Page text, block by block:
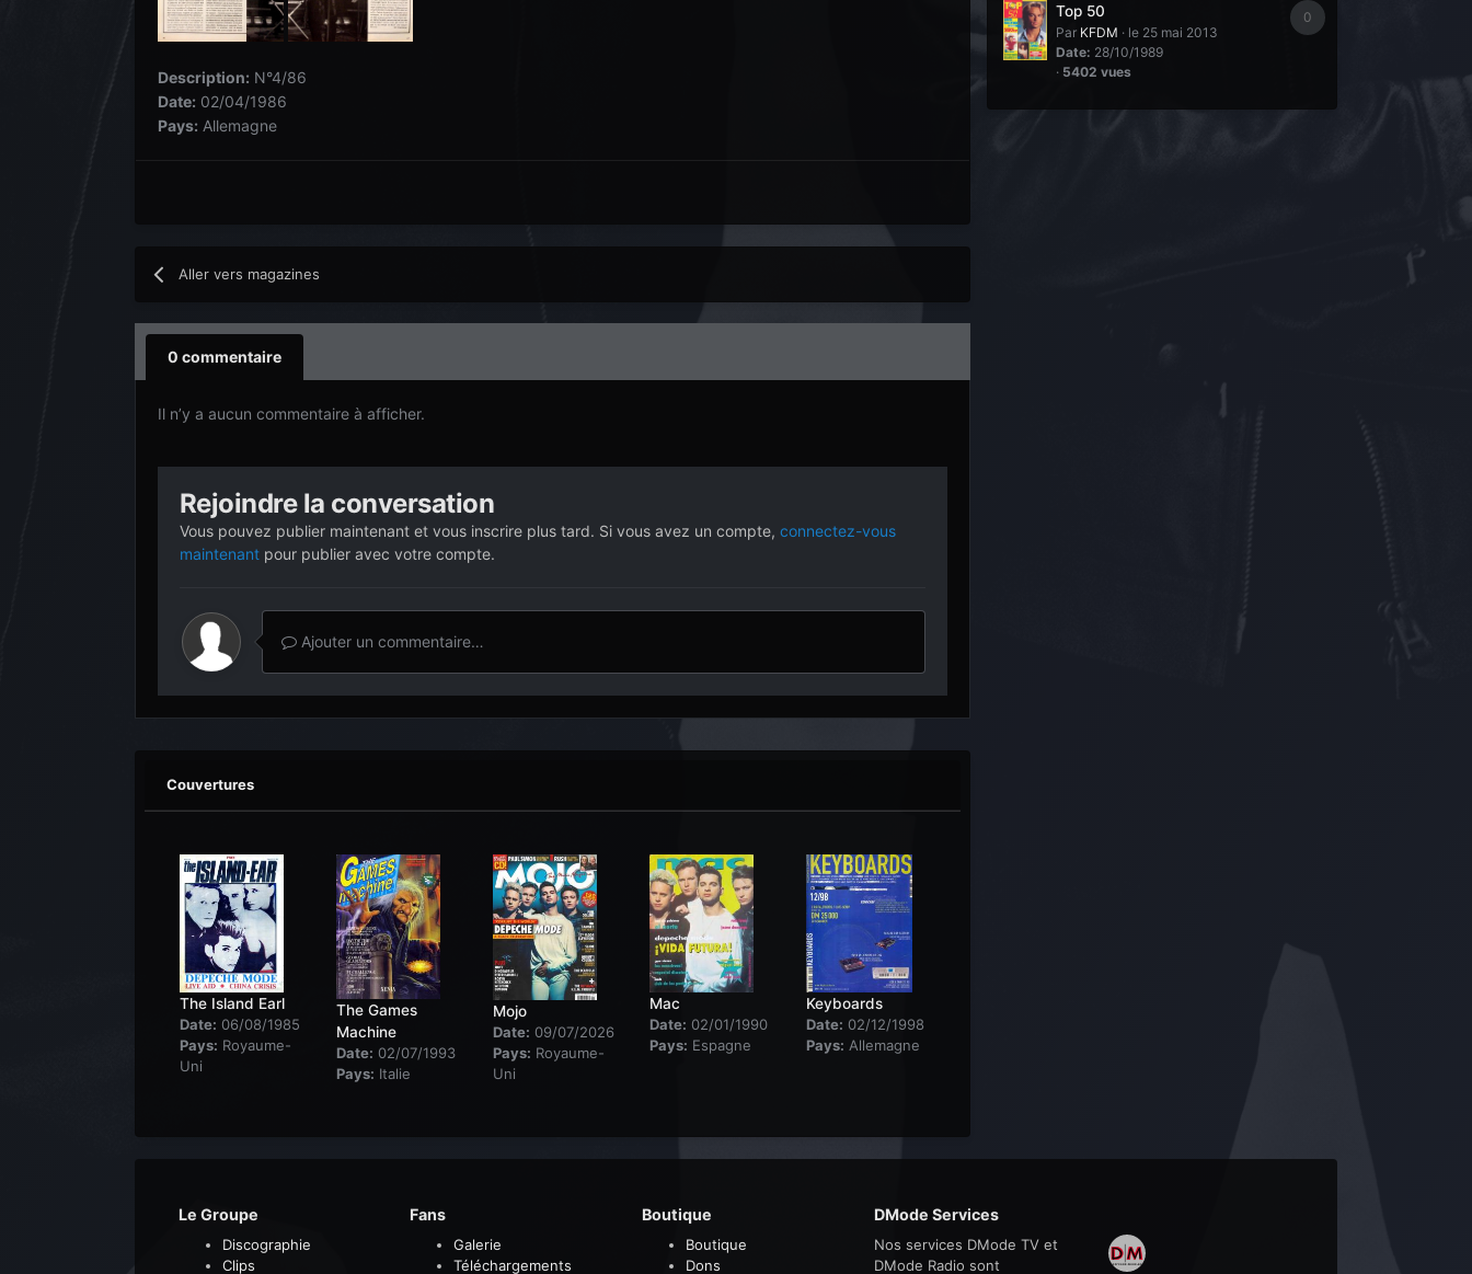
Description: N°4/86
Date: 02/04/1986
Pays: Allemagne
Aller vers magazines
0 commentaire
Il n’y a aucun commentaire à afficher.
Rejoindre la conversation
Vous pouvez publier maintenant et vous inscrire plus tard. Si vous avez un compte, connectez-vous
maintenantpour publier avec votre compte.
Ajouter un commentaire…
Couvertures
The Island Earl
Date: 06/08/1985
Pays: Royaume-
Uni
The Games
Machine
Date: 02/07/1993
Pays: Italie
Mojo
Date: 09/07/2026
Pays: Royaume-
Uni
Mac
Date: 02/01/1990
Pays: Espagne
Keyboards
Date: 02/12/1998
Pays: Allemagne
0
Top 50
Par KFDM · le 25 mai 2013
Date: 28/10/1989
· 5402 vues
Le Groupe
Discographie
Clips
Fans
Galerie
Téléchargements
Boutique
Boutique
Dons
DMode Services
Nos services DMode TV et
DMode Radio sont